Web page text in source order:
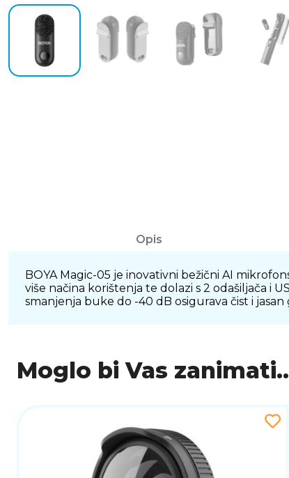
Opis
BOYA Magic-05 je inovativni bežični AI
više načina korištenja te dolazi s 2 odašiljača i
smanjenja buke do -40 dB osigurava čist i
Moglo bi Vas